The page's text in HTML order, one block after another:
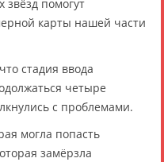
помогут
карты нашей части
стадия ввода
четыре
с проблемами.
могла попасть
замёрзла